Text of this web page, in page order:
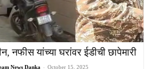
नफीस यांच्या घरांवर ईडीची छापेमारी
News Danka - October 15, 2025